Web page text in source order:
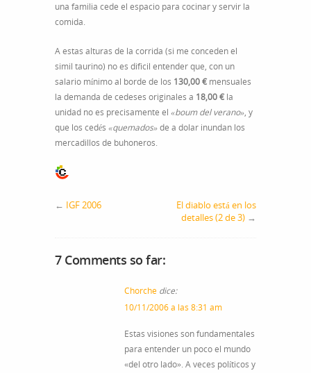
una familia cede el espacio para cocinar y servir la
comida.
A estas alturas de la corrida (si me conceden el
simil taurino) no es dificil entender que, con un
salario mínimo al borde de los 130,00 € mensuales
la demanda de cedeses originales a 18,00 € la
unidad no es precisamente el «boum del verano», y
que los cedés «quemados»de a dolar inundan los
mercadillos de buhoneros.
← IGF 2006
El diablo está en los
detalles (2 de 3) →
7 Comments so far:
Chorche dice:
10/11/2006 a las 8:31 am
Estas visiones son fundamentales
para entender un poco el mundo
«del otro lado». A veces políticos y